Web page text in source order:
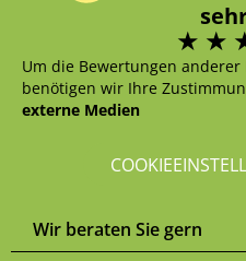
Um die Bewertungen
benötigen wir Ihre
externe Medien
Wir beraten Sie gern